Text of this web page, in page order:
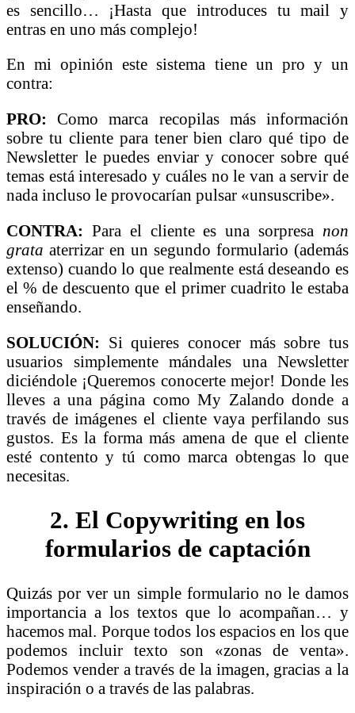
es sencillo… ¡Hasta que introduces tu mail y
entras en uno más complejo!
En mi opinión este sistema tiene un pro y un
contra:
PRO: Como marca recopilas más información
sobre tu cliente para tener bien claro qué tipo de
Newsletter le puedes enviar y conocer sobre qué
temas está interesado y cuáles no le van a servir de
nada incluso le provocarían pulsar «unsuscribe».
CONTRA: Para el cliente es una sorpresa non
grata aterrizar en un segundo formulario (además
extenso) cuando lo que realmente está deseando es
el % de descuento que el primer cuadrito le estaba
enseñando.
SOLUCIÓN: Si quieres conocer más sobre tus
usuarios simplemente mándales una Newsletter
diciéndole ¡Queremos conocerte mejor! Donde les
lleves a una página como My Zalando donde a
través de imágenes el cliente vaya perfilando sus
gustos. Es la forma más amena de que el cliente
esté contento y tú como marca obtengas lo que
necesitas.
2. El Copywriting en los
formularios de captación
Quizás por ver un simple formulario no le damos
importancia a los textos que lo acompañan… y
hacemos mal. Porque todos los espacios en los que
podemos incluir texto son «zonas de venta».
Podemos vender a través de la imagen, gracias a la
inspiración o a través de las palabras.